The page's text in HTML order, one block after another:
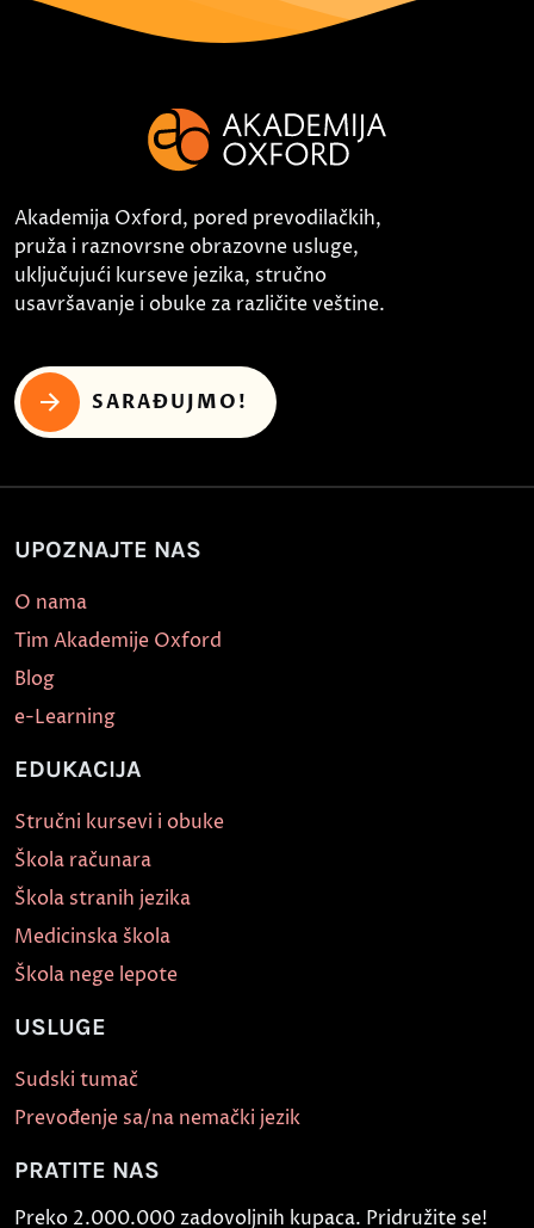
Akademija Oxford, pored prevodilačkih,
pruža i raznovrsne obrazovne usluge,
uključujući kurseve jezika, stručno
usavršavanje i obuke za različite veštine.
SARAĐUJMO!
UPOZNAJTE NAS
O nama
Tim Akademije Oxford
Blog
e-Learning
EDUKACIJA
Stručni kursevi i obuke
Škola računara
Škola stranih jezika
Medicinska škola
Škola nege lepote
USLUGE
Sudski tumač
Prevođenje sa/na nemački jezik
PRATITE NAS
Preko 2.000.000 zadovoljnih kupaca. Pridružite se!